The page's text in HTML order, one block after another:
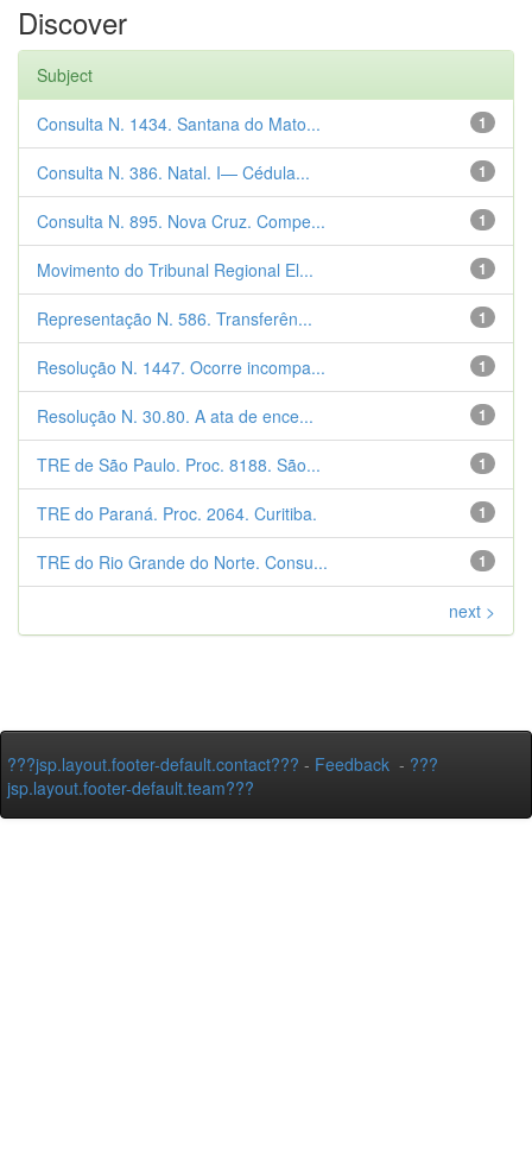
Discover
Subject
1
Consulta N. 1434. Santana do Mato...
1
Consulta N. 386. Natal. I— Cédula...
1
Consulta N. 895. Nova Cruz. Compe...
1
Movimento do Tribunal Regional El...
1
Representação N. 586. Transferên...
1
Resolução N. 1447. Ocorre incompa...
1
Resolução N. 30.80. A ata de ence...
1
TRE de São Paulo. Proc. 8188. São...
1
TRE do Paraná. Proc. 2064. Curitiba.
1
TRE do Rio Grande do Norte. Consu...
next >
???jsp.layout.footer-default.contact??? - Feedback - ???
jsp.layout.footer-default.team???